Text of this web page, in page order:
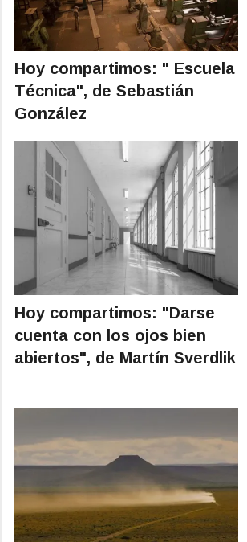
Hoy compartimos: " Escuela
Técnica", de Sebastián
González
Hoy compartimos: "Darse
cuenta con los ojos bien
abiertos", de Martín Sverdlik